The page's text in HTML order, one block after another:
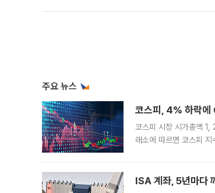
주요 뉴스
코스피, 4% 하락
코스피 시장 시가총액 1,
래소에 따르면 코스피
ISA 계좌, 5년마다